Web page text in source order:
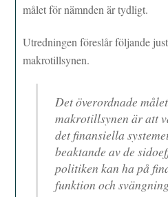
målet för nämnden är tydligt.
Utredningen föreslår följande
makrotillsynen.
Det överordnade
makrotillsynen är att
det finansiella
beaktande av de
politiken kan ha på
funktion och